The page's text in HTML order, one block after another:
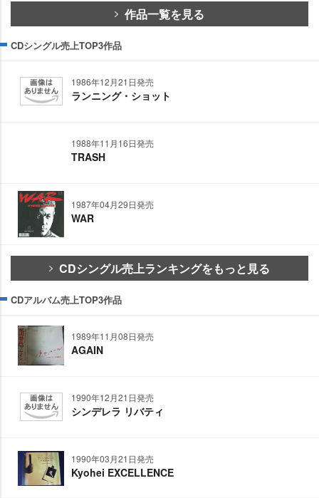
作品一覧を見る
CDシングル売上TOP3作品
1986年12月21日発売
ランニング・ショット
1988年11月16日発売
TRASH
1987年04月29日発売
WAR
CDシングル売上ランキングをもっと見る
CDアルバム売上TOP3作品
1989年11月08日発売
AGAIN
1990年12月21日発売
シンデレラ リバティ
1990年03月21日発売
Kyohei EXCELLENCE